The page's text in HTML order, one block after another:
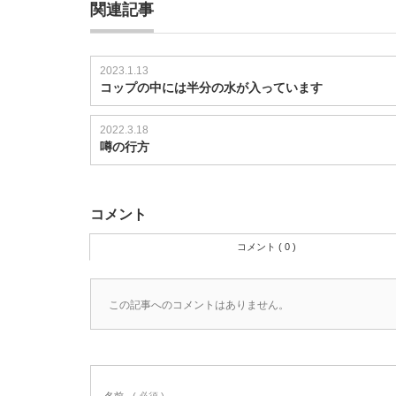
関連記事
2023.1.13
コップの中には半分の水が入っています
2022.3.18
噂の行方
コメント
コメント ( 0 )
この記事へのコメントはありません。